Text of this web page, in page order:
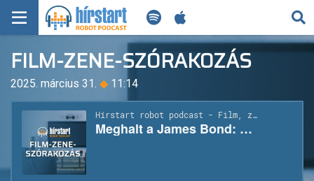
KERESÉS
KEZDŐLAP
FRISS HÍREK
TECH HÍREK
FILM-ZENE-SZÓRAKOZÁS
FILM-ZENE-SZÓRAKOZÁS
2025. március 31. ◆ 11:14